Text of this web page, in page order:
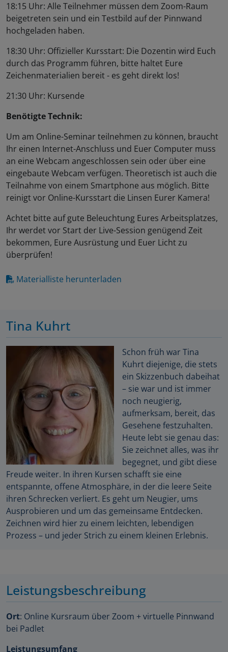
18:15 Uhr: Alle Teilnehmer müssen dem Zoom-Raum
beigetreten sein und ein Testbild auf der Pinnwand
hochgeladen haben.
18:30 Uhr: Offizieller Kursstart: Die Dozentin wird Euch
durch das Programm führen, bitte haltet Eure
Zeichenmaterialien bereit - es geht direkt los!
21:30 Uhr: Kursende
Benötigte Technik:
Um am Online-Seminar teilnehmen zu können, braucht
Ihr einen Internet-Anschluss und Euer Computer muss
an eine Webcam angeschlossen sein oder über eine
eingebaute Webcam verfügen. Theoretisch ist auch die
Teilnahme von einem Smartphone aus möglich. Bitte
reinigt vor Online-Kursstart die Linsen Eurer Kamera!
Achtet bitte auf gute Beleuchtung Eures Arbeitsplatzes,
Ihr werdet vor Start der Live-Session genügend Zeit
bekommen, Eure Ausrüstung und Euer Licht zu
überprüfen!
Materialliste herunterladen
Tina Kuhrt
Schon früh war Tina
Kuhrt diejenige, die stets
ein Skizzenbuch dabeihat
– sie war und ist immer
noch neugierig,
aufmerksam, bereit, das
Gesehene festzuhalten.
Heute lebt sie genau das:
Sie zeichnet alles, was ihr
begegnet, und gibt diese
Freude weiter. In ihren Kursen schafft sie eine
entspannte, offene Atmosphäre, in der die leere Seite
ihren Schrecken verliert. Es geht um Neugier, ums
Ausprobieren und um das gemeinsame Entdecken.
Zeichnen wird hier zu einem leichten, lebendigen
Prozess – und jeder Strich zu einem kleinen Erlebnis.
Leistungsbeschreibung
Ort: Online Kursraum über Zoom + virtuelle Pinnwand
bei Padlet
Leistungsumfang